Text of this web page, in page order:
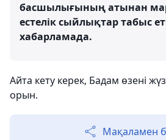
басшылығының атынан
естелік сыйлықтар табыс
хабарламада.
Айта кету керек, Бадам өзені
орын.
Мақаламен